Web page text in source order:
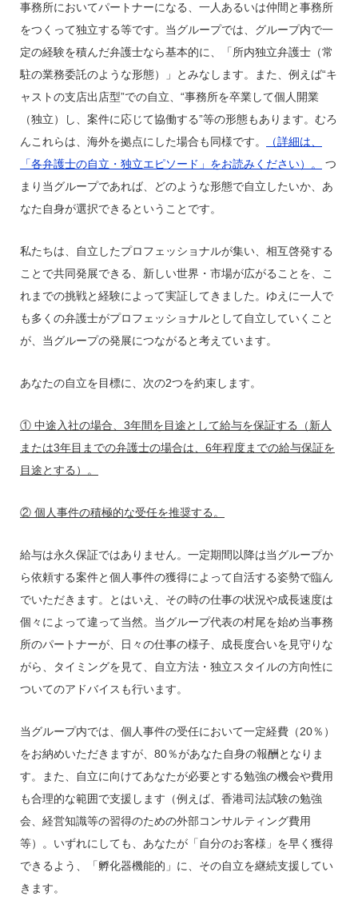
事務所においてパートナーになる、一人あるいは仲間と事務所
をつくって独立する等です。当グループでは、グループ内で一
定の経験を積んだ弁護士なら基本的に、「所内独立弁護士（常
駐の業務委託のような形態）」とみなします。また、例えば“キ
ャストの支店出店型”での自立、“事務所を卒業して個人開業
（独立）し、案件に応じて協働する”等の形態もあります。むろ
んこれらは、海外を拠点にした場合も同様です。
（詳細は、
「各弁護士の自立・独立エピソード」をお読みください）。
つ
まり当グループであれば、どのような形態で自立したいか、あ
なた自身が選択できるということです。
私たちは、自立したプロフェッショナルが集い、相互啓発する
ことで共同発展できる、新しい世界・市場が広がることを、こ
れまでの挑戦と経験によって実証してきました。ゆえに一人で
も多くの弁護士がプロフェッショナルとして自立していくこと
が、当グループの発展につながると考えています。
あなたの自立を目標に、次の2つを約束します。
① 中途入社の場合、3年間を目途として給与を保証する（新人
または3年目までの弁護士の場合は、6年程度までの給与保証を
目途とする）。
② 個人事件の積極的な受任を推奨する。
給与は永久保証ではありません。一定期間以降は当グループか
ら依頼する案件と個人事件の獲得によって自活する姿勢で臨ん
でいただきます。とはいえ、その時の仕事の状況や成長速度は
個々によって違って当然。当グループ代表の村尾を始め当事務
所のパートナーが、日々の仕事の様子、成長度合いを見守りな
がら、タイミングを見て、自立方法・独立スタイルの方向性に
ついてのアドバイスも行います。
当グループ内では、個人事件の受任において一定経費（20％）
をお納めいただきますが、80％があなた自身の報酬となりま
す。また、自立に向けてあなたが必要とする勉強の機会や費用
も合理的な範囲で支援します（例えば、香港司法試験の勉強
会、経営知識等の習得のための外部コンサルティング費用
等）。いずれにしても、あなたが「自分のお客様」を早く獲得
できるよう、「孵化器機能的」に、その自立を継続支援してい
きます。